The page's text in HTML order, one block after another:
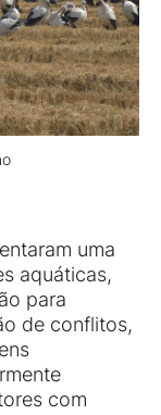
uma
aquáticas,
para
de conflitos,
com